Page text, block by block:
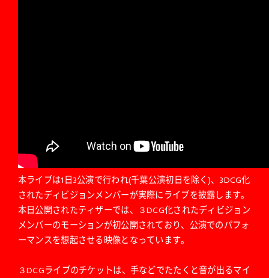
本ライブは1日3公演で行われ(千葉公演初日を除く)、3DCG化
されたディビジョンメンバーが実際にライブを披露します。
本日公開されたティザーでは、３DCG化されたディビジョン
メンバーのモーションが初公開されており、公演でのパフォ
ーマンスを想起させる映像となっています。
３DCGライブのチケットは、手などでたたくと音が出るマイ